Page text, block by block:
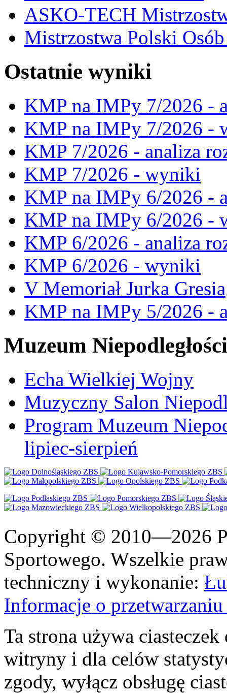
ASKO-TECH
Mistrzostwa Polski
Ostatnie wyniki
KMP na IMPy 7/2026 -
KMP na IMPy 7/2026 -
KMP 7/2026 - analiza
KMP 7/2026 - wyniki
KMP na IMPy 6/2026 -
KMP na IMPy 6/2026 -
KMP 6/2026 - analiza
KMP 6/2026 - wyniki
V Memoriał Jurka Gresia
KMP na IMPy 5/2026 -
Muzeum Niepodległości
Echa Wielkiej Wojny
Muzyczny Salon
Program Muzeum
lipiec-sierpień
Copyright © 2010—2026
Sportowego. Wszelkie
techniczny i wykonanie:
Informacje o
Ta strona używa
witryny i dla celów
zgody, wyłącz obsługę